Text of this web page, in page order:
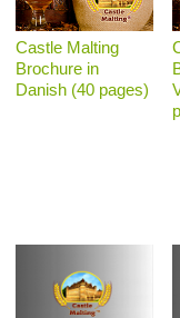
Castle Malting
Brochure in
Danish (40 pages)